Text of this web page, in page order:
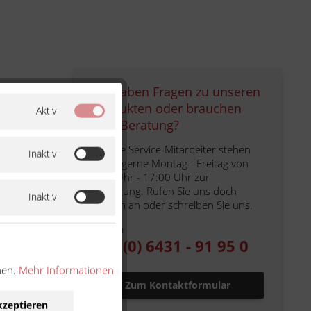
Sie haben Fragen zu unseren
Produkten oder brauchen
eine Beratung?
Unsere Service-Mitarbeiter stehen
Ihnen gerne Montag - Freitag von
9:00 Uhr - 17:00 Uhr zur
Verfügung. Rufen Sie uns doch
einfach an oder schreiben Sie uns.
Telefon
+49 (0) 6431 - 91 95 0
Zum Kontaktformular
Aktiv
Inaktiv
Inaktiv
Mehr Informationen